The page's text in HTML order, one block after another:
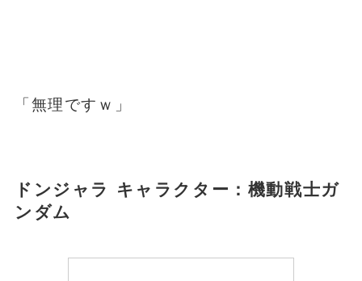
「無理ですｗ」
ドンジャラ キャラクター：機動戦士ガ
ンダム